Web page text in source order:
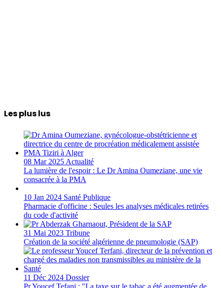
Les plus lus
08 Mar 2025 Actualité
La lumière de l'espoir : Le Dr Amina Oumeziane, une vie
consacrée à la PMA
10 Jan 2024 Santé Publique
Pharmacie d'officine : Seules les analyses médicales retirées
du code d'activité
31 Mai 2023 Tribune
Création de la société algérienne de pneumologie (SAP)
11 Déc 2024 Dossier
Pr Youcef Tefani : "La taxe sur le tabac a été augmentée de